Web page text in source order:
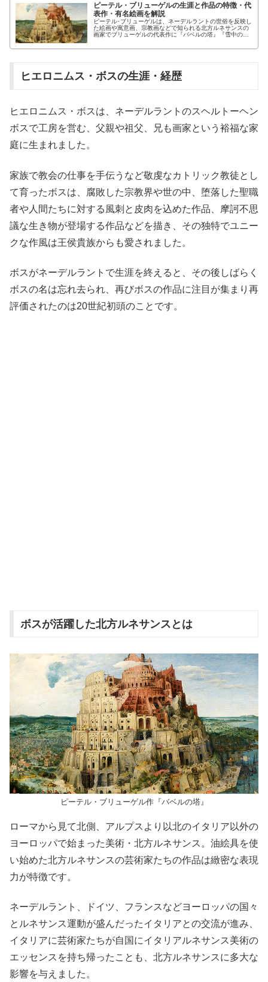
ピーテル・ブリューゲルの生涯と作品の特徴・代
表作・有名絵画を解説
ピーテル･ブリューゲルは、ネーデルラントの世俗を反映し
た絵画や寓意画、宗教画などで知られる北方ルネサンスの
画家でブリューゲルの代表作に『バベルの塔』『雪中の狩
ューゲル一族は父であるピーテルを始め息子たちも画家に
ヒエロニムス・ボスの生涯・経歴
ヒエロニムス・ボスは、ネーデルラントのスヘルトーヘン
ボスで工房を営む、父親や祖父、兄も画家という裕福な家
庭に生まれました。
家族で教会の仕事を手伝うなど敬虔なカトリック教徒とし
て育ったボスは、腐敗した宗教界や世の中、堕落した聖職
者や人間たちに対する風刺と皮肉を込めた作品、摩訶不思
議な生き物が登場する作品などを描き、その独特でユニー
クな作風は王侯貴族からも愛されました。
ボスがネーデルラントで生涯を終えると、その後しばらく
ボスの名は忘れ去られ、再びボスの作品に注目が集まり再
評価されたのは20世紀初頭のことです。
ボスが活躍した北方ルネサンスとは
ピーテル・ブリューゲル作『バベルの塔』
ローマから見て北側、アルプスより以北のイタリア以外の
ヨーロッパで始まった美術・北方ルネサンス。油絵具を使
い始めた北方ルネサンスの芸術家たちの作品は緻密な表現
力が特徴です。
ネーデルラント、ドイツ、フランスなどヨーロッパの国々
とルネサンス運動が盛んだったイタリアとの交流が進み、
イタリアに芸術家たちが自国にイタリアルネサンス美術の
エッセンスを持ち帰ったことも、北方ルネサンスに多大な
影響を与えました。